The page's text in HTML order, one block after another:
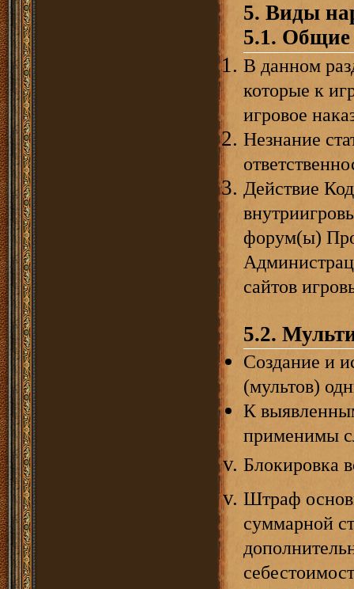
5. Виды
5.1.
В данном
которые к
игровое
Незнание
Действие
форум(ы)
сайтов
5.2.
Создание и
(мультов)
К
применимы
Блокировка
Штраф
суммарной